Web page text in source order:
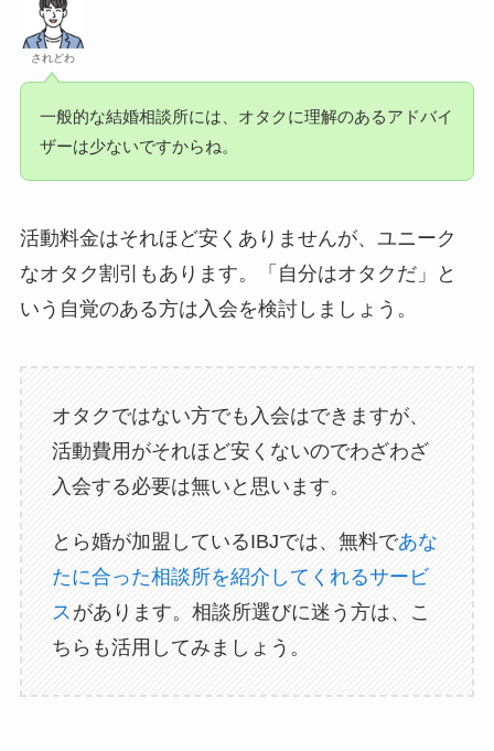
されどわ
一般的な結婚相談所には、オタクに理解のあるアドバイ
ザーは少ないですからね。
活動料金はそれほど安くありませんが、ユニーク
なオタク割引もあります。「自分はオタクだ」と
いう自覚のある方は入会を検討しましょう。
オタクではない方でも入会はできますが、
活動費用がそれほど安くないのでわざわざ
入会する必要は無いと思います。
とら婚が加盟しているIBJでは、無料であな
たに合った相談所を紹介してくれるサービ
ス があります。相談所選びに迷う方は、こ
ちらも活用してみましょう。